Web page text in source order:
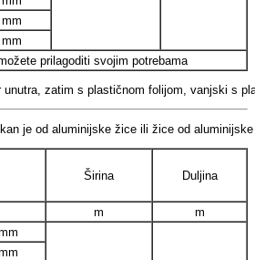
prilagoditi svojim potrebama
unutra, zatim s plastičnom folijom, vanjski s
je od aluminijske žice ili žice od
Širina Duljina
m
m